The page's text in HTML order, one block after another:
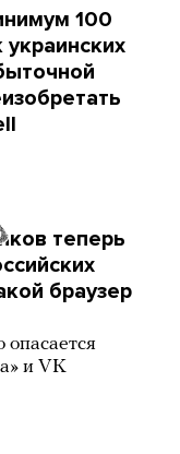
100
теперь
браузер
опасается
и VK